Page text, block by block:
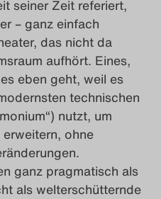
seiner Zeit referiert,
– ganz einfach
das nicht da
aufhört. Eines,
eben geht, weil es
technischen
nutzt, um
ohne
ganz pragmatisch als
als welterschütternde